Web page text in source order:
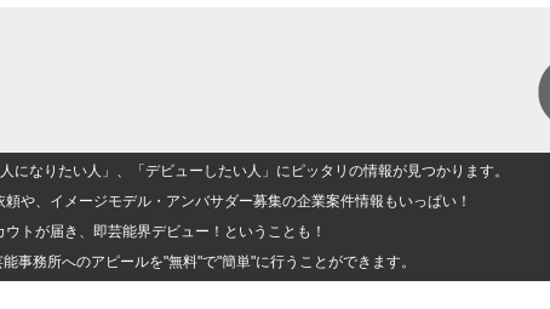
なりたい人」、「デビューしたい人」にピッタリの情報が見つかります。
や、イメージモデル・アンバサダー募集の企業案件情報もいっぱい！
トが届き、即芸能界デビュー！ということも！
事務所へのアピールを"無料"で"簡単"に行うことができます。